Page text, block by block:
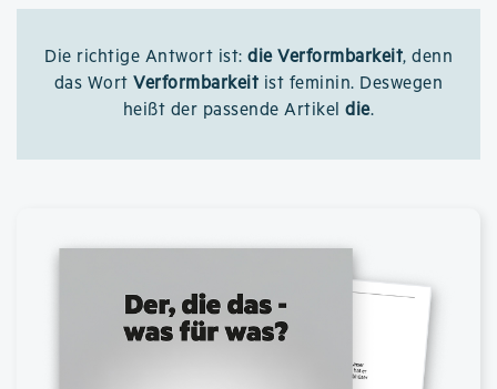
Die richtige Antwort ist: die Verformbarkeit, denn
das WortVerformbarkeit ist feminin. Deswegen
heißt der passende Artikeldie.